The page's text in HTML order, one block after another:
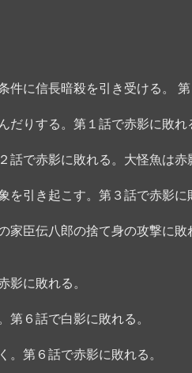
に信長暗殺を引き受ける。 第
だりする。第１話で赤影に敗れ
で赤影に敗れる。大怪魚は赤
引き起こす。第３話で赤影に
家臣伝八郎の捨て身の攻撃に
影に敗れる。
第６話で白影に敗れる。
。第６話で赤影に敗れる。